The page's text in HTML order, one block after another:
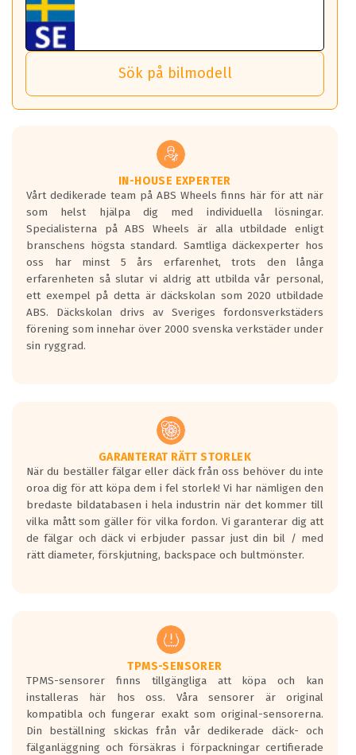
ABS 360 gör det möjligt för dig att ta med fälgarna till din
nästa bil.
Det sparar dig tid och pengar.
*PCD står för pitch circle diameter / Bultmönster.
Tillbehören är av högsta kvalitet och är kompatibla med
ABS Wheels fälgar.
Viktigt att Bult respektive mutter är av storlek (17mm hylsa
Genom att du anger ditt registreringsnummer kan vi matcha
och garantera att tillbehören passar till 100%
vid åtdragning av hjulbultarna.
behöver tänka på.
Sensorn sitter inne i hjulet och skickar signaler om lufttryck
och temperatur till din instrumentpanel.
TPMS gör det enkelt att ha koll på att dina däck håller rätt
tryck. Skulle du tappa tryck i något däck varnar TPMS dig
om detta.
helt kort att du som förare alltid ska ha koll på lufttrycket i
Samtliga ABS Wheels fälgar är kompatibla med TPMS
sensorer.
Sök på bilmodell
IN-HOUSE EXPERTER
Vårt dedikerade team på ABS Wheels finns här för att när
som helst hjälpa dig med individuella lösningar.
Specialisterna på ABS Wheels är alla utbildade enligt
branschens högsta standard. Samtliga däckexperter hos
oss har minst 5 års erfarenhet, trots den långa
erfarenheten så slutar vi aldrig att utbilda vår personal,
ett exempel på detta är däckskolan som 2020 utbildade
ABS. Däckskolan drivs av Sveriges fordonsverkstäders
förening som innehar över 2000 svenska verkstäder under
sin ryggrad.
GARANTERAT RÄTT STORLEK
När du beställer fälgar eller däck från oss behöver du inte
oroa dig för att köpa dem i fel storlek! Vi har nämligen den
bredaste bildatabasen i hela industrin när det kommer till
vilka mått som gäller för vilka fordon. Vi garanterar dig att
de fälgar och däck vi erbjuder passar just din bil / med
rätt diameter, förskjutning, backspace och bultmönster.
TPMS-SENSORER
TPMS-sensorer finns tillgängliga att köpa och kan
installeras här hos oss. Våra sensorer är original
kompatibla och fungerar exakt som original-sensorerna.
Din beställning skickas från vår dedikerade däck- och
fälganläggning och försäkras i förpackningar certifierade